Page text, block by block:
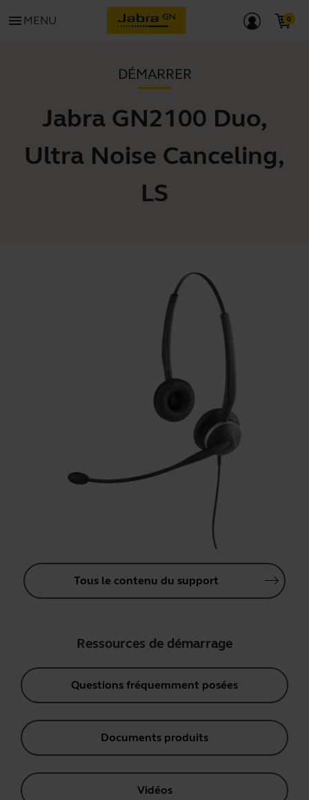
menu MENU
DÉMARRER
Jabra GN2100 Duo,
Ultra Noise Canceling,
LS
Tous le contenu du support
Ressources de démarrage
Questions fréquemment posées
Documents produits
Vidéos